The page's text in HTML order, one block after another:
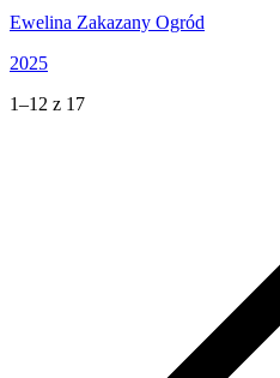
Ewelina Zakazany Ogród
2025
1–12 z 17